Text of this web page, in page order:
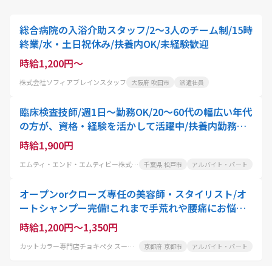
総合病院の入浴介助スタッフ/2〜3人のチーム制/15時
終業/水・土日祝休み/扶養内OK/未経験歓迎
時給1,200円～
株式会社ソフィアブレインスタッフ 大阪府 吹田市 派遣社員
臨床検査技師/週1日～勤務OK/20～60代の幅広い年代
の方が、資格・経験を活かして活躍中/扶養内勤務可!
家事や育児と両立したい方におすすめ
時給1,900円
エムティ・エンド・エムティビー株式会社 千葉県 松戸市 アルバイト・パート
オープンorクローズ専任の美容師・スタイリスト/オ
ートシャンプー完備!これまで手荒れや腰痛にお悩み
の美容師さんにも大好評
時給1,200円～1,350円
カットカラー専門店チョキぺタ スーパーマツモト洛南店 京都府 京都市 アルバイト・パート